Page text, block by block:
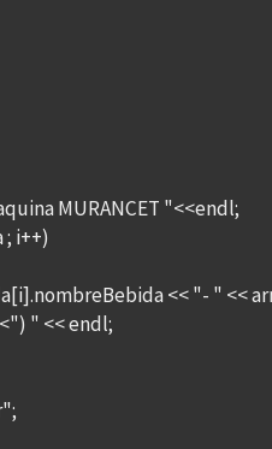
MURANCET "<<endl;
i++)
<< "- " <<
" << endl;